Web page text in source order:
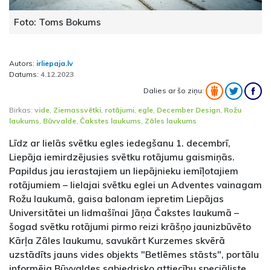
Foto: Toms Bokums
Autors: irliepaja.lv
Datums: 4.12.2023
Dalies ar šo ziņu:
Birkas: vide, Ziemassvētki, rotājumi, egle, December Design, Rožu
laukums, Būvvalde, Čakstes laukums, Zāles laukums
Līdz ar lielās svētku egles iedegšanu 1. decembrī,
Liepāja iemirdzējusies svētku rotājumu gaismiņās.
Papildus jau ierastajiem un liepājnieku iemīļotajiem
rotājumiem – lielajai svētku eglei un Adventes vainagam
Rožu laukumā, gaisa balonam iepretim Liepājas
Universitātei un lidmašīnai Jāņa Čakstes laukumā –
šogad svētku rotājumi pirmo reizi krāšņo jaunizbūvēto
Kārļa Zāles laukumu, savukārt Kurzemes skvērā
uzstādīts jauns vides objekts "Betlēmes stāsts", portālu